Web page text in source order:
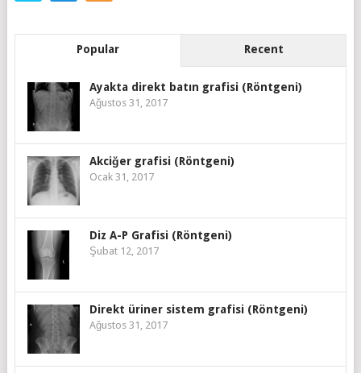
Popular Recent
Ayakta direkt batın grafisi (Röntgeni)
Ağustos 31, 2017
Akciğer grafisi (Röntgeni)
Ocak 31, 2017
Diz A-P Grafisi (Röntgeni)
Şubat 12, 2017
Direkt üriner sistem grafisi (Röntgeni)
Ağustos 31, 2017